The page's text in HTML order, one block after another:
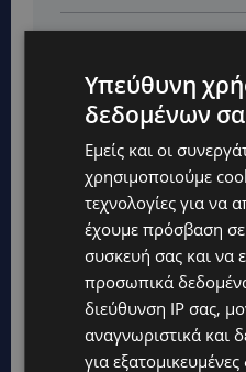
LIFESTYLE
Αντιπροεδρία του ΘΟΚ
ευθύνη»
VIBE NEWS
ARLA PROTEIN:
Protein Food to Go.
Υπεύθυνη
δεδομένων
Εμείς και οι
χρησιμοποιούμε
τεχνολογίες για να
έχουμε πρόσβαση
συσκευή σας και να
προσωπικά
διεύθυνση IP σας,
αναγνωριστικά και
για εξατομικευμένες